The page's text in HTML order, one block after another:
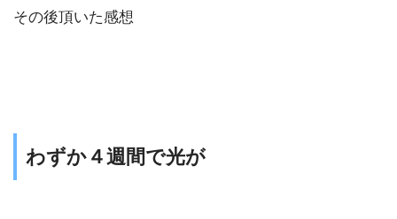
その後頂いた感想
わずか４週間で光が